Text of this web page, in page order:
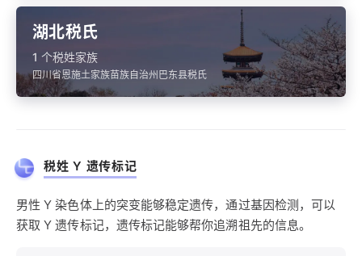
湖北税氏
1 个税姓家族
四川省恩施土家族苗族自治州巴东县税氏
税姓 Y 遗传标记
男性 Y 染色体上的突变能够稳定遗传，通过基因检测，可以
获取 Y 遗传标记，遗传标记能够帮你追溯祖先的信息。